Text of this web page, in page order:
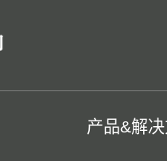
产品&解